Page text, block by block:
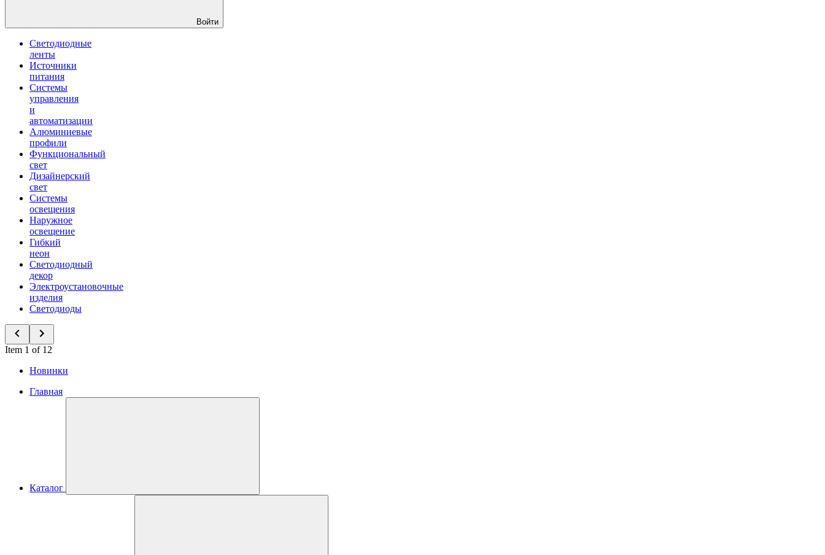
Войти
Светодиодные
ленты
Источники
питания
Системы
управления
и
автоматизации
Алюминиевые
профили
Функциональный
свет
Дизайнерский
свет
Системы
освещения
Наружное
освещение
Гибкий
неон
Светодиодный
декор
Электроустановочные
изделия
Светодиоды
Item 1 of 12
Новинки
Главная
Каталог